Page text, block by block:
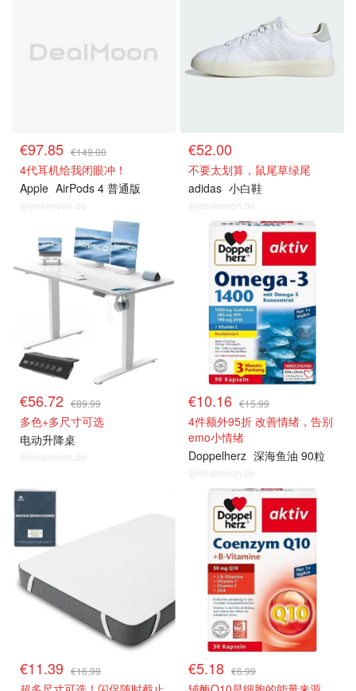
€97.85 €149.00
4代耳机给我闭眼冲！
Apple AirPods 4 ​​​​普通版
@dealmoon.de
€52.00
不要太划算，鼠尾草绿尾
adidas 小白鞋
@dealmoon.de
热卖推荐
€56.72 €89.99
多色+多尺寸可选
电动升降桌
@dealmoon.de
热卖推荐
€10.16 €15.99
4件额外95折 改善情绪，告别
emo小情绪
Doppelherz 深海鱼油 90粒
@dealmoon.de
热卖推荐
€11.39 €16.99
热卖推荐
€5.18 €6.99